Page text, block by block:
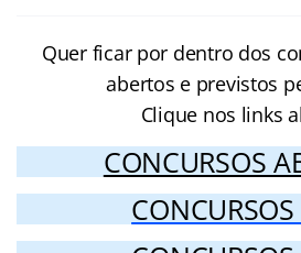
Quer ficar por dentro dos
abertos e previstos
Clique nos links
CONCURSOS